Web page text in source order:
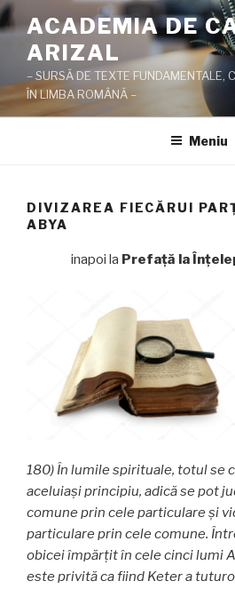
Sari
la
conținut
ACADEMIA DE
ARIZAL
– SURSĂ DE TEXTE FUNDAMENTALE,
ÎN LIMBA ROMÂNĂ –
Meniu
DIVIZAREA FIECĂRUI
ABYA
inapoi la Prefaţă la
180) În lumile spirituale, totul se
aceluiași principiu, adică se pot
comune prin cele particulare și
particulare prin cele comune.
obicei împărțit în cele cinci lumi
este privită ca fiind Keter a